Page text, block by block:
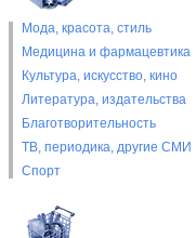
Мода, красота, стиль
Медицина и фармацевтика
Культура, искусство, кино
Литература, издательства
Благотворительность
ТВ, периодика, другие СМИ
Спорт